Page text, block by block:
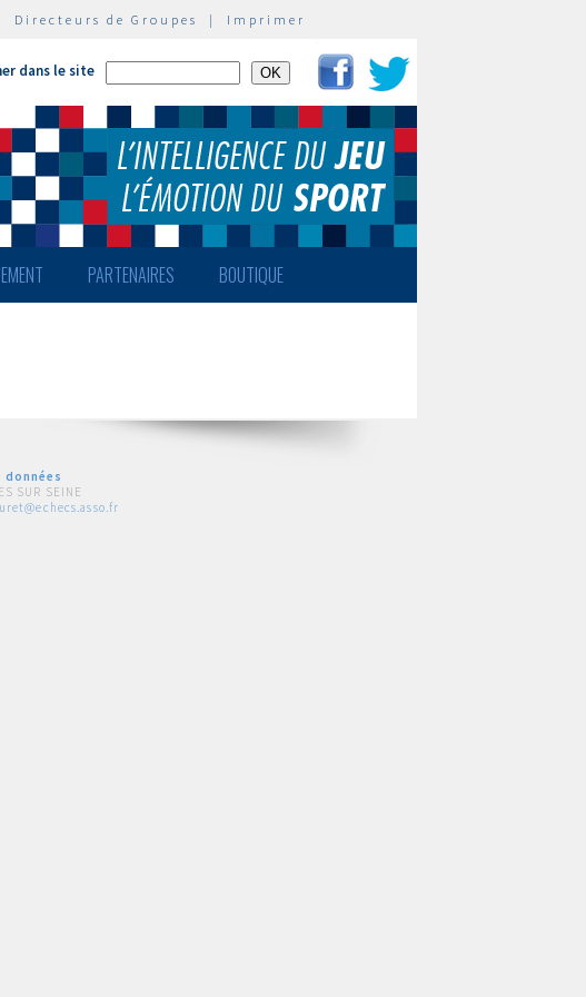
Directeurs de Groupes | Imprimer
dans le site
PARTENAIRES BOUTIQUE
SUR SEINE